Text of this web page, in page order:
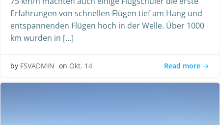
Erfahrungen von schnellen Flügen tief am Hang und
entspannenden Flügen hoch in der Welle. Über 1000
km wurden in […]
by FSVADMIN on Okt. 14 Read more